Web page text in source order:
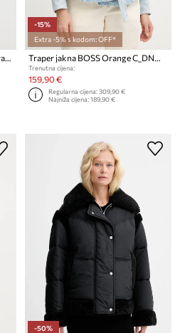
-15%
Extra -5% s kodom: OFF*
Trenutna cijena:
159,90 €
Regularna cijena:309,90 €
Najniža cijena:189,90 €
-50%